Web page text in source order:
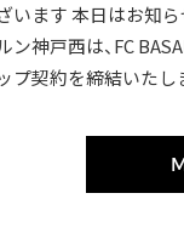
います 本日はお知
ン神戸西は、FC
プ契約を締結いたし